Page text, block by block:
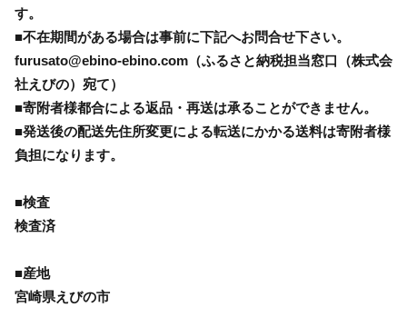
す。
■不在期間がある場合は事前に下記へお問合せ下さい。
furusato@ebino-ebino.com（ふるさと納税担当窓口（株式会
社えびの）宛て）
■寄附者様都合による返品・再送は承ることができません。
■発送後の配送先住所変更による転送にかかる送料は寄附者様
負担になります。
■検査
検査済
■産地
宮崎県えびの市